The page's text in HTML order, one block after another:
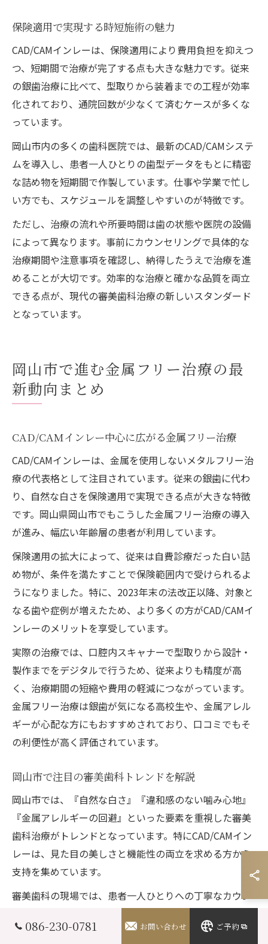
保険適用で実現する時短施術の魅力
CAD/CAMインレーは、保険適用により費用負担を抑えつ
つ、短期間で治療が完了する点も大きな魅力です。従来
の銀歯治療に比べて、型取りから装着までの工程が効率
化されており、通院回数が少なくて済むケースが多くな
っています。
岡山市内の多くの歯科医院では、最新のCAD/CAMシステ
ムを導入し、患者一人ひとりの歯型データをもとに精密
な詰め物を短期間で作製しています。仕事や学業で忙し
い方でも、スケジュールを調整しやすいのが特徴です。
ただし、治療の流れや所要時間は歯の状態や医院の設備
によって異なります。事前にカウンセリングで具体的な
治療期間や注意事項を確認し、納得したうえで治療を進
めることが大切です。効率的な治療と確かな品質を両立
できる点が、現代の審美歯科治療の新しいスタンダード
となっています。
岡山市で進む金属フリー治療の最
新動向まとめ
CAD/CAMインレー中心に広がる金属フリー治療
CAD/CAMインレーは、金属を使用しないメタルフリー治
療の代表格として注目されています。従来の銀歯に代わ
り、自然な白さを保険適用で実現できる点が大きな特徴
です。岡山県岡山市でもこうした金属フリー治療の導入
が進み、幅広い年齢層の患者が利用しています。
保険適用の拡大によって、従来は自費診療だった白い詰
め物が、条件を満たすことで保険範囲内で受けられるよ
うになりました。特に、2023年末の法改正以降、対象と
なる歯や症例が増えたため、より多くの方がCAD/CAMイ
ンレーのメリットを享受しています。
実際の治療では、口腔内スキャナーで型取りから設計・
製作までをデジタルで行うため、従来よりも精度が高
く、治療期間の短縮や費用の軽減につながっています。
金属フリー治療は銀歯が気になる高校生や、金属アレル
ギーが心配な方にもおすすめされており、口コミでもそ
の利便性が高く評価されています。
岡山市で注目の審美歯科トレンドを解説
岡山市では、『自然な白さ』『違和感のない噛み心地』
『金属アレルギーの回避』といった要素を重視した審美
歯科治療がトレンドとなっています。特にCAD/CAMイン
レーは、見た目の美しさと機能性の両立を求める方から
支持を集めています。
審美歯科の現場では、患者一人ひとりへの丁寧なカウン
が増えています。例えば『高校生 銀歯 恥ずかしい』とい
086-230-0781 お問い合わせ ご予約